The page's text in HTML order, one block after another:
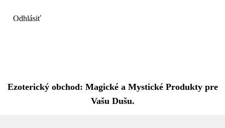
Odhlásiť
Ezoterický obchod: Magické a Mystické Produkty pre
Vašu Dušu.